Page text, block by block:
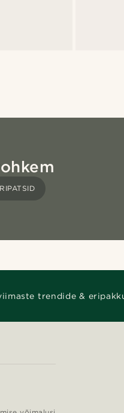
trendide &